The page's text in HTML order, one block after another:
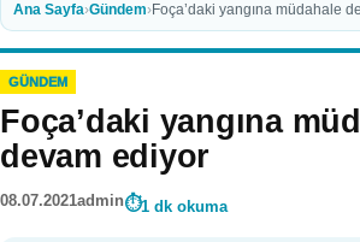
Ana Sayfa›Gündem›Foça’daki yangına müdahale
GÜNDEM
Foça’daki yangına
devam ediyor
08.07.2021admin 1 dk okuma